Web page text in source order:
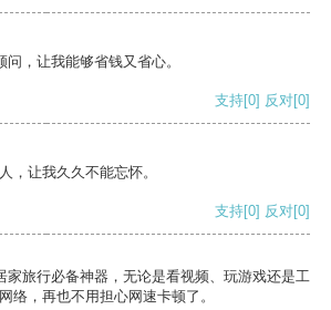
，让我能够省钱又省心。
支持[0] 反对[0]
，让我久久不能忘怀。
支持[0] 反对[0]
家旅行必备神器，无论是看视频、玩游戏还是工
络，再也不用担心网速卡顿了。